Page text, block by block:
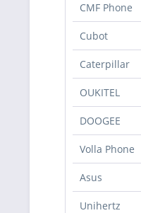
CMF Phone
Cubot
Caterpillar
OUKITEL
DOOGEE
Volla Phone
Asus
Unihertz